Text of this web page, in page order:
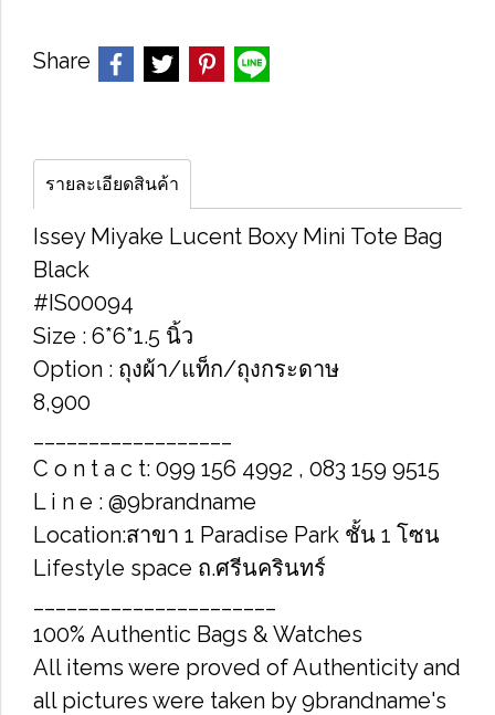
Share
รายละเอียดสินค้า
Issey Miyake Lucent Boxy Mini Tote Bag
Black
#IS00094
Size : 6*6*1.5 นิ้ว
Option : ถุงผ้า/แท็ก/ถุงกระดาษ
8,900
C o n t a c t: 099 156 4992 , 083 159 9515
L i n e : @9brandname
Location:สาขา 1 Paradise Park ชั้น 1 โซน
Lifestyle space ถ.ศรีนครินทร์
100% Authentic Bags & Watches
All items were proved of Authenticity and
all pictures were taken by 9brandname's